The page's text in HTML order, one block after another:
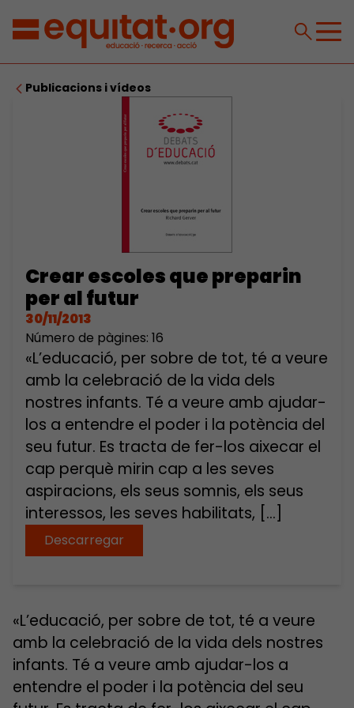
Publicacions i vídeos
Crear escoles que preparin
per al futur
30/11/2013
Número de pàgines: 16
«L’educació, per sobre de tot, té a veure
amb la celebració de la vida dels
nostres infants. Té a veure amb ajudar-
los a entendre el poder i la potència del
seu futur. Es tracta de fer-los aixecar el
cap perquè mirin cap a les seves
aspiracions, els seus somnis, els seus
interessos, les seves habilitats, […]
Descarregar
«L’educació, per sobre de tot, té a veure
amb la celebració de la vida dels nostres
infants. Té a veure amb ajudar-los a
entendre el poder i la potència del seu